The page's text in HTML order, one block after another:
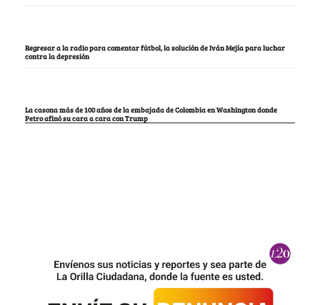
Regresar a la radio para comentar fútbol, la solución de Iván Mejía para luchar
contra la depresión
La casona más de 100 años de la embajada de Colombia en Washington donde
Petro afinó su cara a cara con Trump